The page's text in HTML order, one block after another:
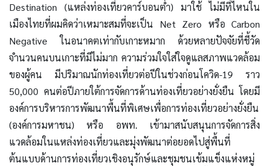
Destination (แหล่งท่องเที่ยวคาร์บอนต่ำ) มาใช้ ไม่มีที่ไหนใน
เมืองไทยที่ผมคิดว่าเหมาะสมที่จะเป็น Net Zero หรือ Carbon
Negative ในอนาคตเท่ากับเกาะหมาก ด้วยหลายปัจจัยที่ชี้วัด
จำนวนคนบนเกาะที่มีไม่มาก ความร่วมใจใส่ใจดูแลสภาพแวดล้อม
ของผู้คน มีปริมาณนักท่องเที่ยวต่อปีในช่วงก่อนโควิด-19 ราว
50,000 คนต่อปีภายใต้การจัดการด้านท่องเที่ยวอย่างยั่งยืน โดยมี
องค์การบริหารการพัฒนาพื้นที่พิเศษเพื่อการท่องเที่ยวอย่างยั่งยืน
(องค์การมหาชน) หรือ อพท. เข้ามาสนับสนุนการจัดการสิ่ง
แวดล้อมในแหล่งท่องเที่ยวและมุ่งพัฒนาต่อยอดไปสู่พื้นที่
ต้นแบบด้านการท่องเที่ยวเชิงอนุรักษ์และชุมชนเข้มแข็งแห่งหมู่